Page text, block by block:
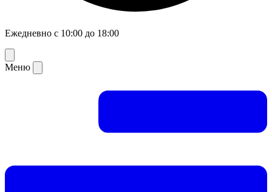
Ежедневно с 10:00 до 18:00
Меню